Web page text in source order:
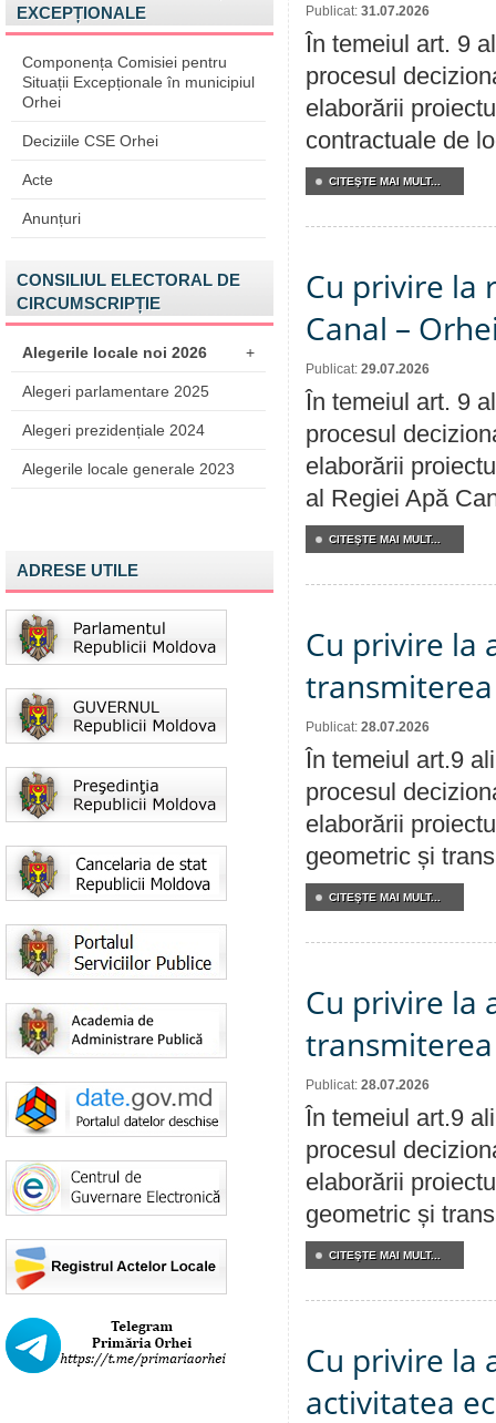
EXCEPȚIONALE
Componența Comisiei pentru
Situații Excepționale în municipiul
Orhei
Deciziile CSE Orhei
Acte
Anunțuri
CONSILIUL ELECTORAL DE
CIRCUMSCRIPȚIE
Alegerile locale noi 2026 +
Alegeri parlamentare 2025
Alegeri prezidențiale 2024
Alegerile locale generale 2023
ADRESE UTILE
Publicat: 31.07.2026
În temeiul art. 9
procesul
elaborării
contractuale de
CITEŞTE MAI MULT...
Cu privire la
Canal –
Publicat: 29.07.2026
În temeiul art. 9
procesul
elaborării
al Regiei Apă
CITEŞTE MAI MULT...
Cu privire la
Publicat: 28.07.2026
În temeiul art.9
procesul
elaborării
geometric și
CITEŞTE MAI MULT...
Cu privire la
Publicat: 28.07.2026
În temeiul art.9
procesul
elaborării
geometric și
CITEŞTE MAI MULT...
Cu privire la
activitatea